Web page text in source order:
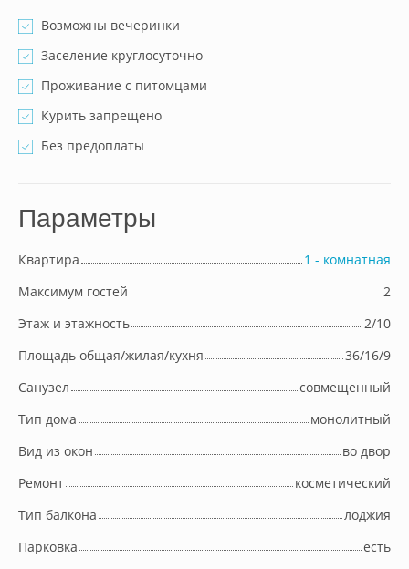
Возможны вечеринки
Заселение круглосуточно
Проживание с питомцами
Курить запрещено
Без предоплаты
Параметры
Квартира
1 - комнатная
Максимум гостей
2
Этаж и этажность
2/10
Площадь общая/жилая/кухня
36/16/9
Cанузел
совмещенный
Тип дома
монолитный
Вид из окон
во двор
Ремонт
косметический
Тип балкона
лоджия
Парковка
есть